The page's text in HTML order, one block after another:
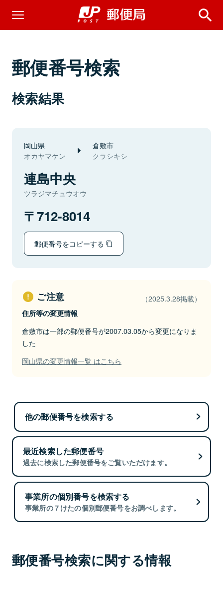
郵便番号検索
検索結果
岡山県
オカヤマケン
倉敷市
クラシキシ
連島中央
ツラジマチュウオウ
712-8014
郵便番号をコピーする
ご注意 （2025.3.28掲載）
住所等の変更情報
倉敷市は一部の郵便番号が2007.03.05から変更になりま
した
岡山県の変更情報一覧 はこちら
他の郵便番号を検索する
最近検索した郵便番号
過去に検索した郵便番号をご覧いただけます。
事業所の個別番号を検索する
事業所の７けたの個別郵便番号をお調べします。
郵便番号検索に関する情報